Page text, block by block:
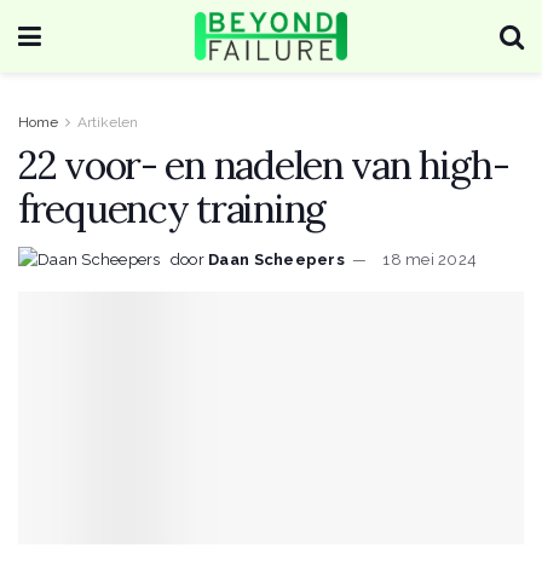
Home Artikelen
22 voor- en nadelen van high-
frequency training
door Daan Scheepers 18 mei 2024